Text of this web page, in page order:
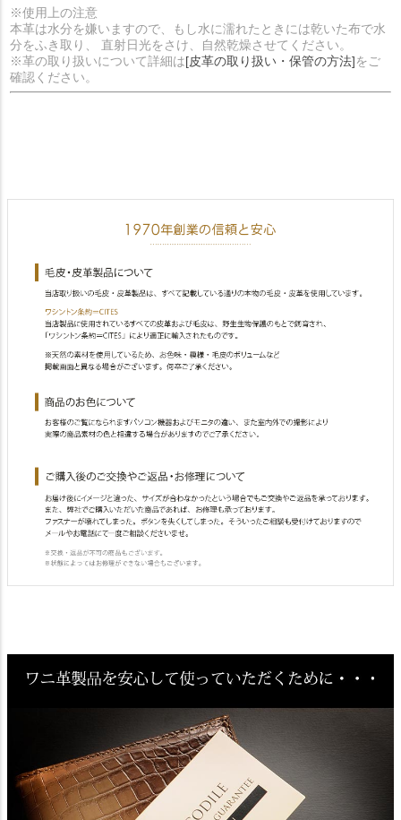
※使用上の注意
本革は水分を嫌いますので、もし水に濡れたときには乾いた布で水
分をふき取り、 直射日光をさけ、自然乾燥させてください。
※革の取り扱いについて詳細は[皮革の取り扱い・保管の方法]をご
確認ください。